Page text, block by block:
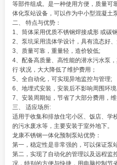
等部件组成。是一种使用方便，质量可
体化泵站设备，可以作为中小型混凝土
二、 特点与优势：
1、筒体采用优质不锈钢焊接成形 或碳
2、泵坑采用流体学设计，具有流态好
3、质量可靠，重量轻，造价较低;
4、配备高质量、高性能的潜水污水泵
行 状况，大大降低了维护费用；
5、全自动化，可实现异地监控与管理;
6、地埋式安装，安装后不影响周围环
7、安装周期短，节省了大部分费用，维
三、 适应场所:
适用于收集和排放住宅小区、饭店、学
的污水废水等，主要安装于室外地下。
龙康不锈钢一体化预制泵站优势：
第一，稳定性是非常强的，可以保证泵
第二，实现了自动化的管理以及远程监